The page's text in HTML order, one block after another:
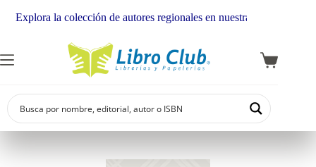
Explora la colección de autores regionales en nuestra librería